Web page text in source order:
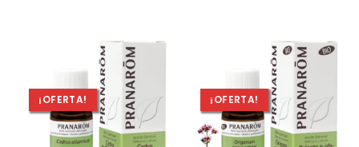
¡OFERTA! ¡OFERTA!